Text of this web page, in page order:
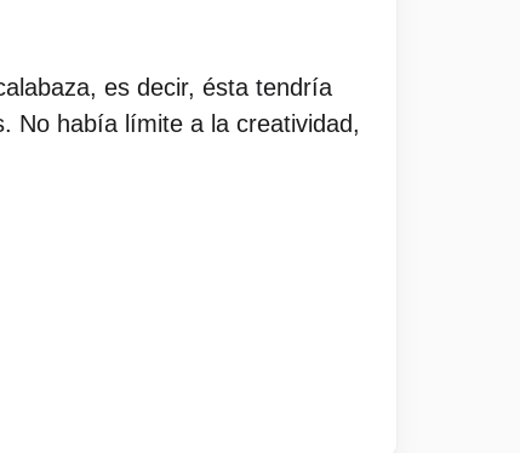
es decir, ésta tendría
No había límite a la creatividad,